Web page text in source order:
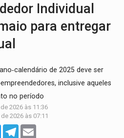
Individual
para entregar
de 2025 deve ser
inclusive aqueles
no período
2026 às 11:36
2026 às 07:11
TwitterTelegram